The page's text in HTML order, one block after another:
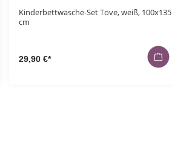
Kinderbettwäsche-Set Tove, weiß, 100x135
cm
29,90 €*